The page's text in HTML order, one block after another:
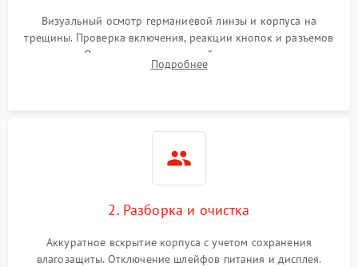
Визуальный осмотр германиевой линзы и корпуса на
трещины. Проверка включения, реакции кнопок и разъемов
зарядки. Оценка вывода тепловой сигнатуры на экран,
проверка базовых функций и считывание системных
Подробнее
2. Разборка и очистка
Аккуратное вскрытие корпуса с учетом сохранения
влагозащиты. Отключение шлейфов питания и дисплея.